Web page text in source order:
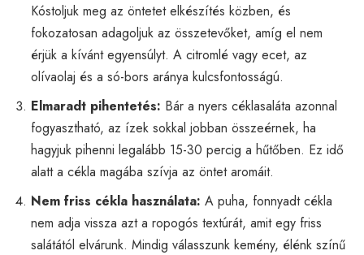
Kóstoljuk meg az öntetet elkészítés közben, és
fokozatosan adagoljuk az összetevőket, amíg el nem
érjük a kívánt egyensúlyt. A citromlé vagy ecet, az
olívaolaj és a só-bors aránya kulcsfontosságú.
Elmaradt pihentetés: Bár a nyers céklasaláta azonnal
fogyasztható, az ízek sokkal jobban összeérnek, ha
hagyjuk pihenni legalább 15-30 percig a hűtőben. Ez idő
alatt a cékla magába szívja az öntet aromáit.
Nem friss cékla használata: A puha, fonnyadt cékla
nem adja vissza azt a ropogós textúrát, amit egy friss
salátától elvárunk. Mindig válasszunk kemény, élénk színű